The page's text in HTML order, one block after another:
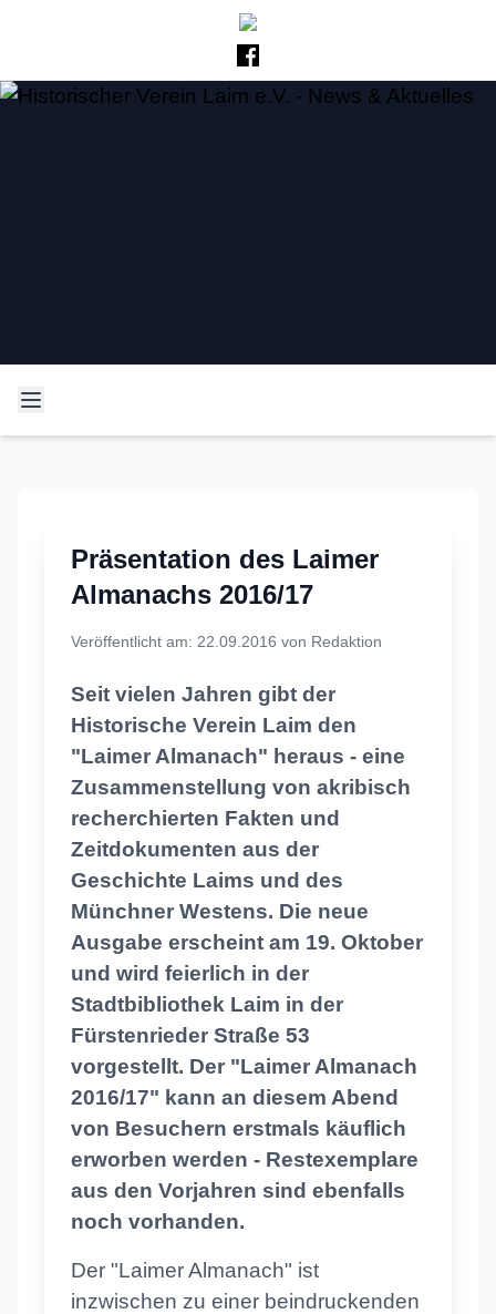
Historischer Verein Laim
Neues und Altes aus der Laimer Geschichte
Präsentation des Laimer
Almanachs 2016/17
Veröffentlicht am: 22.09.2016 von Redaktion
Seit vielen Jahren gibt der
Historische Verein Laim den
"Laimer Almanach" heraus - eine
Zusammenstellung von akribisch
recherchierten Fakten und
Zeitdokumenten aus der
Geschichte Laims und des
Münchner Westens. Die neue
Ausgabe erscheint am 19. Oktober
und wird feierlich in der
Stadtbibliothek Laim in der
Fürstenrieder Straße 53
vorgestellt. Der "Laimer Almanach
2016/17" kann an diesem Abend
von Besuchern erstmals käuflich
erworben werden - Restexemplare
aus den Vorjahren sind ebenfalls
noch vorhanden.
Der "Laimer Almanach" ist
inzwischen zu einer beindruckenden